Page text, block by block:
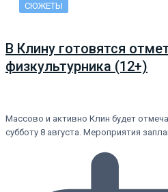
СЮЖЕТЫ
В Клину готовятся
физкультурника (12+)
Массово и активно Клин будет
субботу 8 августа. Мероприятия